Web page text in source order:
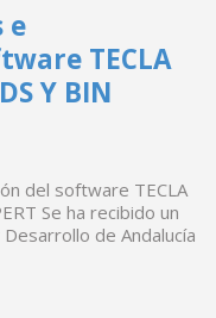
e
TECLA
Y BIN
del software TECLA
Se ha recibido un
de Andalucía